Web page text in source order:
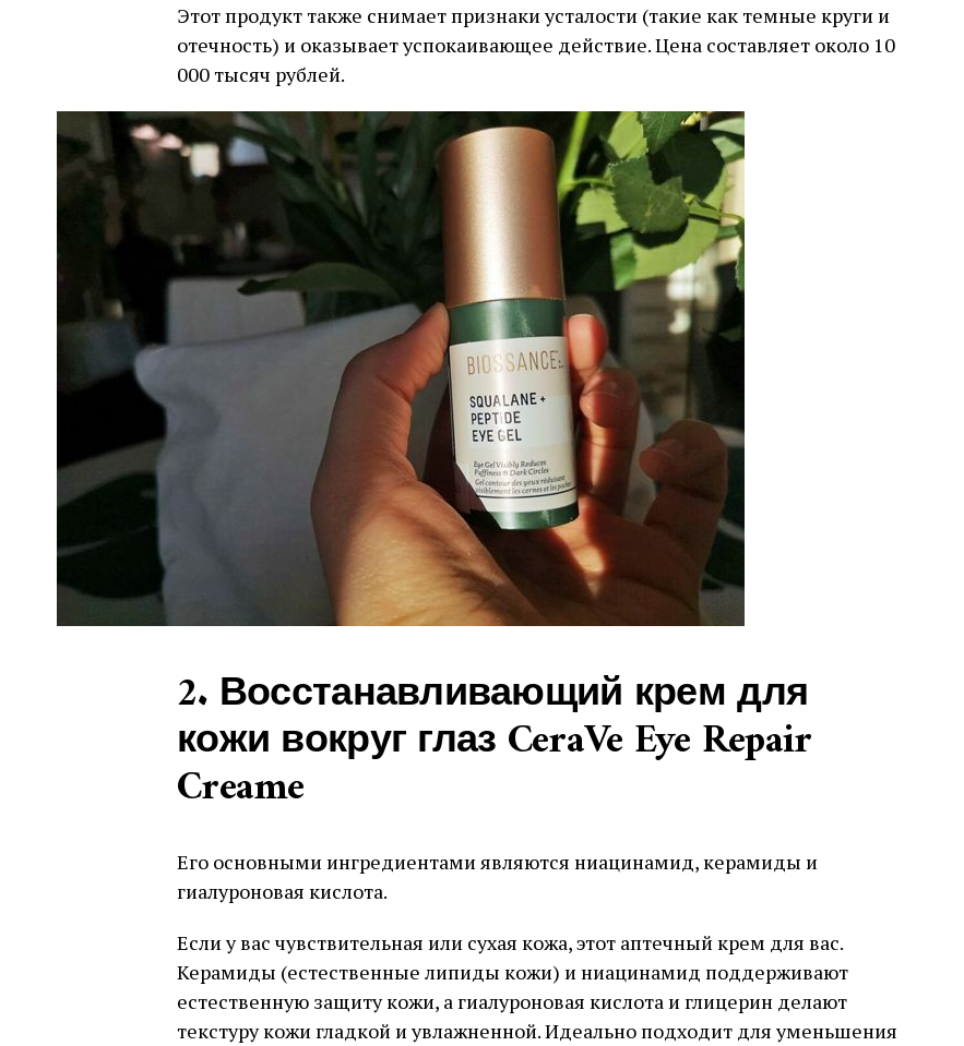
Этот продукт также снимает признаки усталости (такие как темные круги и
отечность) и оказывает успокаивающее действие. Цена составляет около 10
000 тысяч рублей.
2. Восстанавливающий крем для
кожи вокруг глаз CeraVe Eye Repair
Creame
Его основными ингредиентами являются ниацинамид, керамиды и
гиалуроновая кислота.
Если у вас чувствительная или сухая кожа, этот аптечный крем для вас.
Керамиды (естественные липиды кожи) и ниацинамид поддерживают
естественную защиту кожи, а гиалуроновая кислота и глицерин делают
текстуру кожи гладкой и увлажненной. Идеально подходит для уменьшения